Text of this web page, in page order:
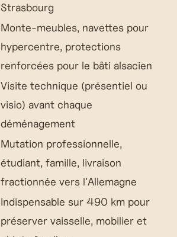
Strasbourg
Monte-meubles, navettes pour
hypercentre, protections
renforcées pour le bâti alsacien
Visite technique (présentiel ou
visio) avant chaque
déménagement
Mutation professionnelle,
étudiant, famille, livraison
fractionnée vers l'Allemagne
Indispensable sur 490 km pour
préserver vaisselle, mobilier et